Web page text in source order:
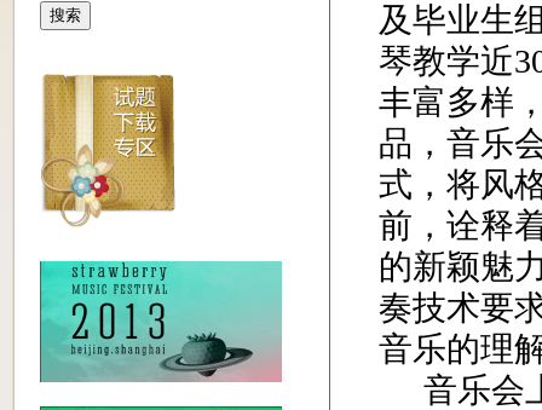
搜索
及毕业生
琴教学近
丰富多样
品，音乐
式，将风
前，诠释
的新颖魅
奏技术要
音乐的理
音乐会